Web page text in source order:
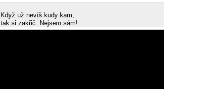
Když už nevíš kudy kam,
tak si zakřič: Nejsem sám!